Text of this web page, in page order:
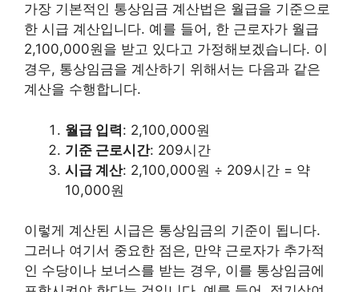
가장 기본적인 통상임금 계산법은 월급을 기준으로
한 시급 계산입니다. 예를 들어, 한 근로자가 월급
2,100,000원을 받고 있다고 가정해보겠습니다. 이
경우, 통상임금을 계산하기 위해서는 다음과 같은
계산을 수행합니다.
월급 입력: 2,100,000원
기준 근로시간: 209시간
시급 계산: 2,100,000원 ÷ 209시간 = 약
10,000원
이렇게 계산된 시급은 통상임금의 기준이 됩니다.
그러나 여기서 중요한 점은, 만약 근로자가 추가적
인 수당이나 보너스를 받는 경우, 이를 통상임금에